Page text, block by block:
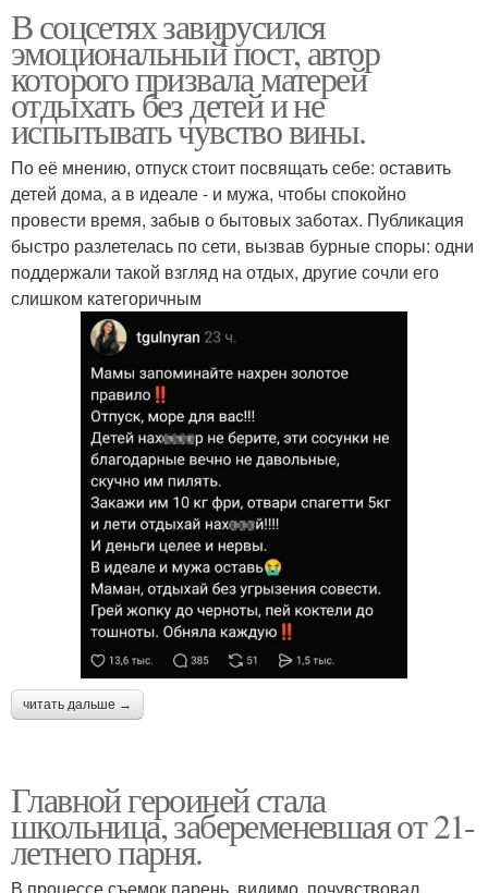
В соцсетях завирусился
эмоциональный пост, автор
которого призвала матерей
отдыхать без детей и не
испытывать чувство вины.
По её мнению, отпуск стоит посвящать себе: оставить
детей дома, а в идеале - и мужа, чтобы спокойно
провести время, забыв о бытовых заботах. Публикация
быстро разлетелась по сети, вызвав бурные споры: одни
поддержали такой взгляд на отдых, другие сочли его
слишком категоричным
читать дальше →
Главной героиней стала
школьница, забеременевшая от 21-
летнего парня.